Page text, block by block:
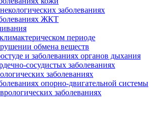
заболеваниях
ЖКТ
периоде
обмена веществ
и заболеваниях органов дыхания
сосудистых заболеваниях
заболеваниях
опорно-двигательной системы
заболеваниях